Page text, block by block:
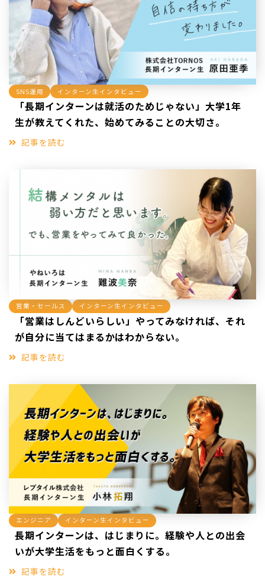
SNS運用 インターン生インタビュー
「長期インターンは就活のためじゃない」大学1年
生が教えてくれた、始めてみることの大切さ。
記事を読む
営業・セールス インターン生インタビュー
「営業はしんどいらしい」やってみなければ、それ
が自分に当てはまるかはわからない。
記事を読む
エンジニア インターン生インタビュー
長期インターンは、はじまりに。経験や人との出会
いが大学生活をもっと面白くする。
記事を読む